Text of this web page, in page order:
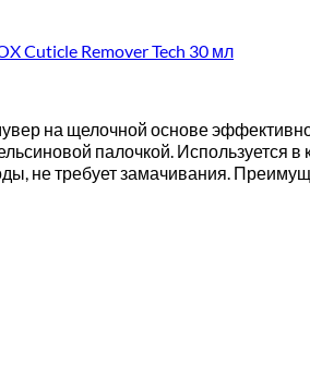
Cuticle Remover Tech 30 мл
на щелочной основе
палочкой. Используется
не требует замачивания.